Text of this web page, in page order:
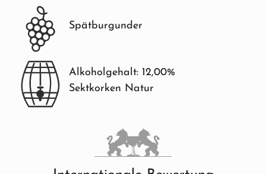
Spätburgunder
Alkoholgehalt: 12,00%
Sektkorken Natur